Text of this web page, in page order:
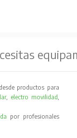
productos para
, electro movilidad,
por profesionales